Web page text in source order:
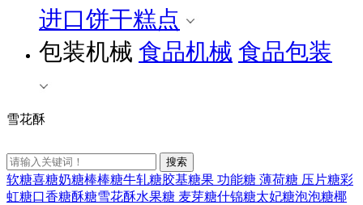
进口饼干糕点
包装机械 食品机械 食品包装
雪花酥
软糖喜糖奶糖棒棒糖牛轧糖胶基糖果 功能糖 薄荷糖 压片糖彩
虹糖口香糖酥糖雪花酥水果糖 麦芽糖什锦糖太妃糖泡泡糖椰